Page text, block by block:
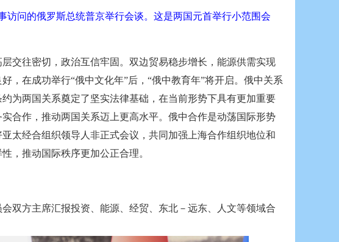
访问的俄罗斯总统普京举行会谈。这是两国元首举行小范围会
交往密切，政治互信牢固。双边贸易稳步增长，能源供需实现
，在成功举行“俄中文化年”后，“俄中教育年”将开启。俄中关系
为两国关系奠定了坚实法律基础，在当前形势下具有更加重要
合作，推动两国关系迈上更高水平。俄中合作是动荡国际形势
太经合组织领导人非正式会议，共同加强上海合作组织地位和
，推动国际秩序更加公正合理。
双方主席汇报投资、能源、经贸、东北－远东、人文等领域合